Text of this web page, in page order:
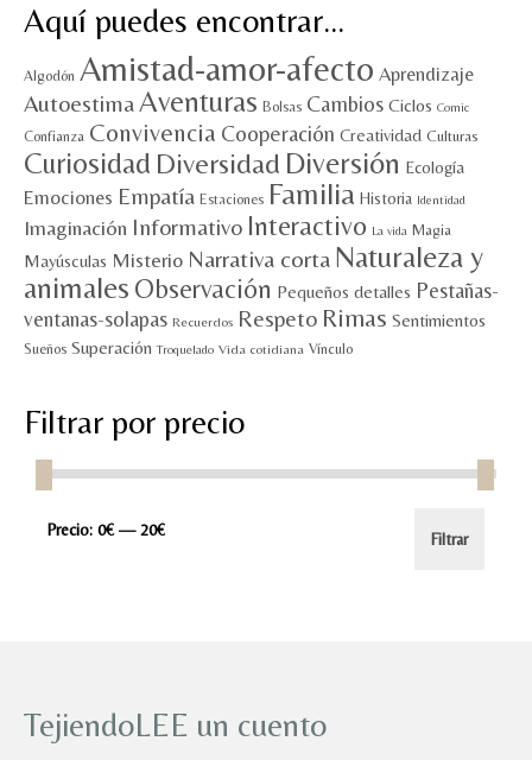
Aquí puedes encontrar…
Algodón Amistad-amor-afecto Aprendizaje
AutoestimaAventuras Bolsas Cambios Ciclos Comic
Confianza Convivencia Cooperación Creatividad Culturas
Curiosidad Diversidad Diversión Ecología
Emociones Empatía Estaciones Familia Historia Identidad
Imaginación Informativo Interactivo La vida Magia
Mayúsculas Misterio Narrativa corta Naturaleza y
animales Observación Pequeños detalles Pestañas-
ventanas-solapas Recuerdos Respeto Rimas Sentimientos
Sueños Superación Troquelado Vida cotidiana Vínculo
Filtrar por precio
Precio
Precio
Filtrar
Precio: 0€ — 20€
TejiendoLEE un cuento